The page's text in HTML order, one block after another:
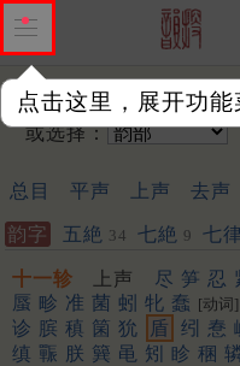
点击这里，展开功能
输入韵字：
或选择：
总目 平声 上声 去声
韵字 五絶 34 七絶 9 七律
十一轸 上声 尽 笋 忍
蜃 畛 准 菌 蚓 牝 蠢 [动词]
诊 膑 稹 箘 狁 盾 纼 惷
缜 辴 朕 簨 黾 矧 眕 稛